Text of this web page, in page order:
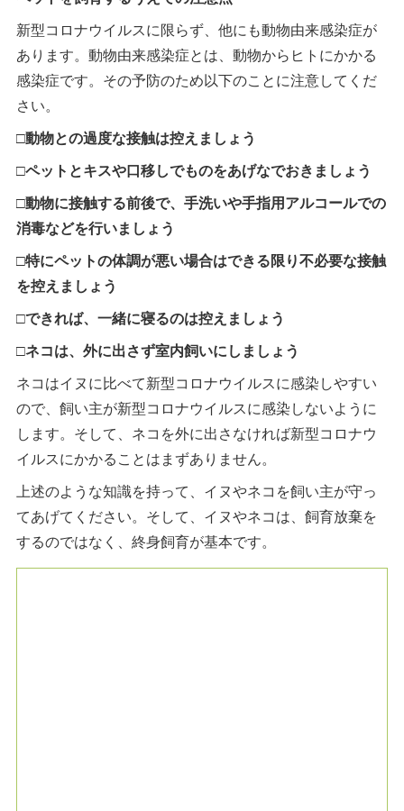
新型コロナウイルスに限らず、他にも動物由来感染症が
あります。動物由来感染症とは、動物からヒトにかかる
感染症です。その予防のため以下のことに注意してくだ
さい。
□動物との過度な接触は控えましょう
□ペットとキスや口移しでものをあげなでおきましょう
□動物に接触する前後で、手洗いや手指用アルコールでの
消毒などを行いましょう
□特にペットの体調が悪い場合はできる限り不必要な接触
を控えましょう
□できれば、一緒に寝るのは控えましょう
□ネコは、外に出さず室内飼いにしましょう
ネコはイヌに比べて新型コロナウイルスに感染しやすい
ので、飼い主が新型コロナウイルスに感染しないように
します。そして、ネコを外に出さなければ新型コロナウ
イルスにかかることはまずありません。
上述のような知識を持って、イヌやネコを飼い主が守っ
てあげてください。そして、イヌやネコは、飼育放棄を
するのではなく、終身飼育が基本です。